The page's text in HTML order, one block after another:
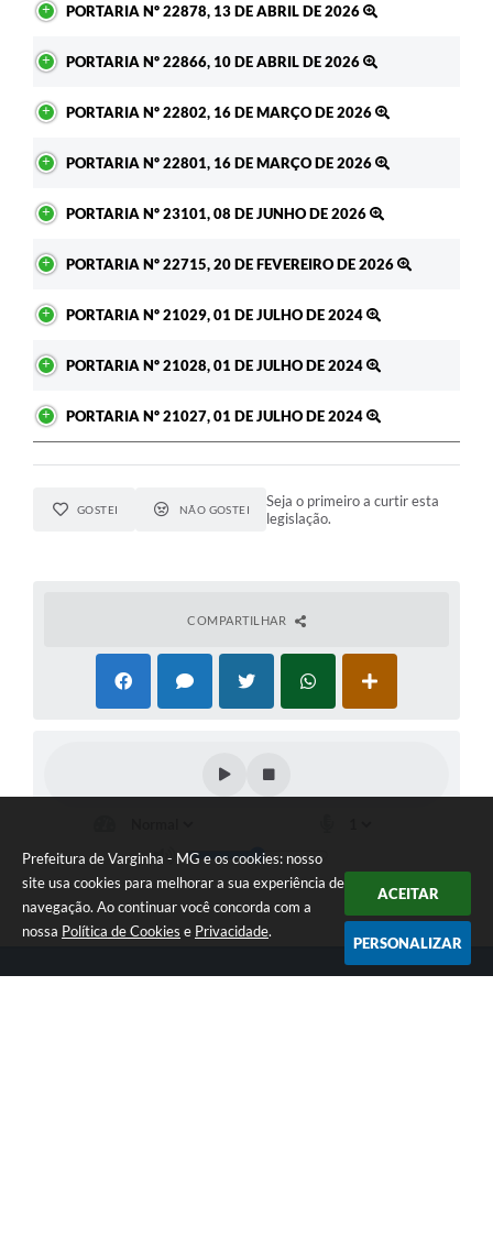
Prefeitura de Varginha - MG e os cookies: nosso
site usa cookies para melhorar a sua experiência de
navegação. Ao continuar você concorda com a
nossa Política de Cookies e Privacidade.
ACEITAR
PERSONALIZAR
PORTARIA Nº 22878, 13 DE ABRIL DE 2026
PORTARIA Nº 22866, 10 DE ABRIL DE 2026
PORTARIA Nº 22802, 16 DE MARÇO DE 2026
PORTARIA Nº 22801, 16 DE MARÇO DE 2026
PORTARIA Nº 23101, 08 DE JUNHO DE 2026
PORTARIA Nº 22715, 20 DE FEVEREIRO DE 2026
PORTARIA Nº 21029, 01 DE JULHO DE 2024
PORTARIA Nº 21028, 01 DE JULHO DE 2024
PORTARIA Nº 21027, 01 DE JULHO DE 2024
GOSTEI NÃO GOSTEI
Seja o primeiro a curtir esta
legislação.
COMPARTILHAR